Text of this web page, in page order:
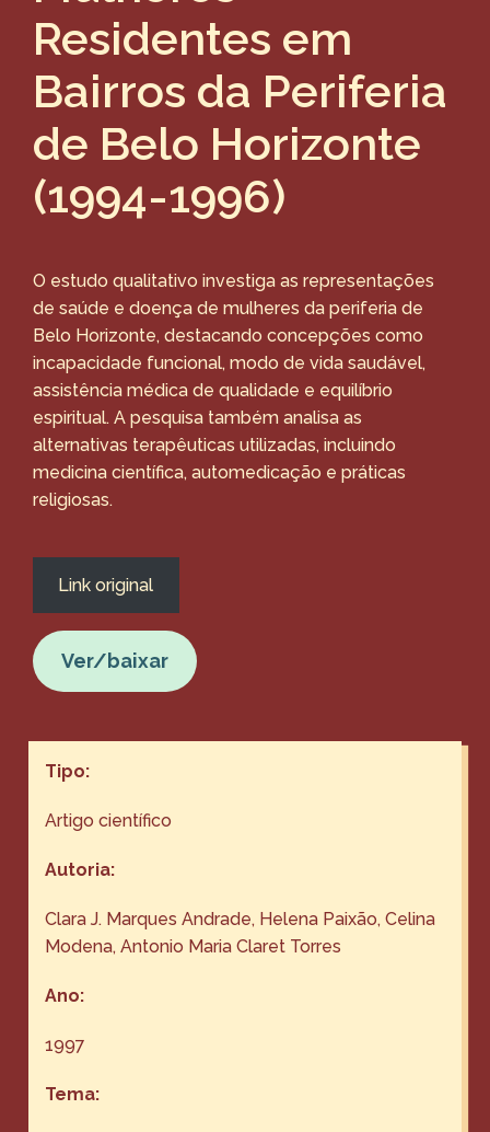
Residentes em
Bairros da Periferia
de Belo Horizonte
(1994-1996)
O estudo qualitativo investiga as representações
de saúde e doença de mulheres da periferia de
Belo Horizonte, destacando concepções como
incapacidade funcional, modo de vida saudável,
assistência médica de qualidade e equilíbrio
espiritual. A pesquisa também analisa as
alternativas terapêuticas utilizadas, incluindo
medicina científica, automedicação e práticas
religiosas.
Link original
Ver/baixar
Tipo:
Artigo científico
Autoria:
Clara J. Marques Andrade, Helena Paixão, Celina
Modena, Antonio Maria Claret Torres
Ano:
1997
Tema: